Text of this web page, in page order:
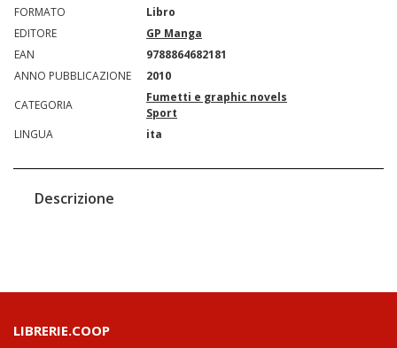
FORMATO
Libro
EDITORE
GP Manga
EAN
9788864682181
ANNO PUBBLICAZIONE
2010
CATEGORIA
Fumetti e graphic novels
Sport
LINGUA
ita
Descrizione
LIBRERIE.COOP